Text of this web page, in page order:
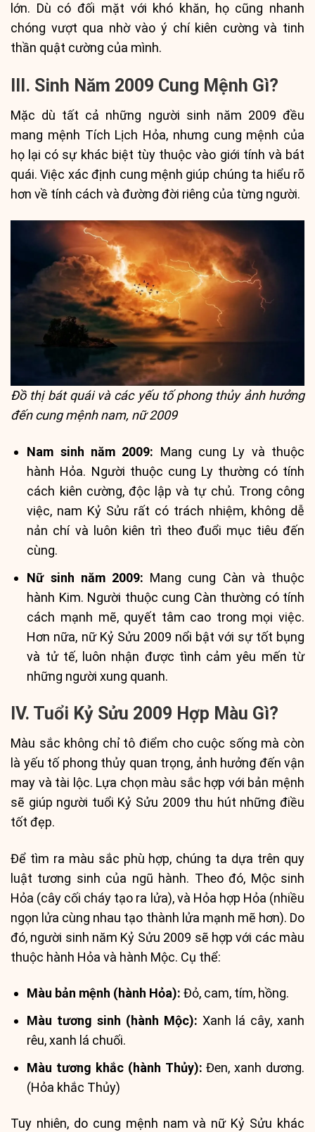
lớn. Dù có đối mặt với khó khăn, họ cũng nhanh
chóng vượt qua nhờ vào ý chí kiên cường và tinh
thần quật cường của mình.
III. Sinh Năm 2009 Cung Mệnh Gì?
Mặc dù tất cả những người sinh năm 2009 đều
mang mệnh Tích Lịch Hỏa, nhưng cung mệnh của
họ lại có sự khác biệt tùy thuộc vào giới tính và bát
quái. Việc xác định cung mệnh giúp chúng ta hiểu rõ
hơn về tính cách và đường đời riêng của từng người.
Đồ thị bát quái và các yếu tố phong thủy ảnh hưởng
đến cung mệnh nam, nữ 2009
Nam sinh năm 2009: Mang cung Ly và thuộc
hành Hỏa. Người thuộc cung Ly thường có tính
cách kiên cường, độc lập và tự chủ. Trong công
việc, nam Kỷ Sửu rất có trách nhiệm, không dễ
nản chí và luôn kiên trì theo đuổi mục tiêu đến
cùng.
Nữ sinh năm 2009: Mang cung Càn và thuộc
hành Kim. Người thuộc cung Càn thường có tính
cách mạnh mẽ, quyết tâm cao trong mọi việc.
Hơn nữa, nữ Kỷ Sửu 2009 nổi bật với sự tốt bụng
và tử tế, luôn nhận được tình cảm yêu mến từ
những người xung quanh.
IV. Tuổi Kỷ Sửu 2009 Hợp Màu Gì?
Màu sắc không chỉ tô điểm cho cuộc sống mà còn
là yếu tố phong thủy quan trọng, ảnh hưởng đến vận
may và tài lộc. Lựa chọn màu sắc hợp với bản mệnh
sẽ giúp người tuổi Kỷ Sửu 2009 thu hút những điều
tốt đẹp.
Để tìm ra màu sắc phù hợp, chúng ta dựa trên quy
luật tương sinh của ngũ hành. Theo đó, Mộc sinh
Hỏa (cây cối cháy tạo ra lửa), và Hỏa hợp Hỏa (nhiều
ngọn lửa cùng nhau tạo thành lửa mạnh mẽ hơn). Do
đó, người sinh năm Kỷ Sửu 2009 sẽ hợp với các màu
thuộc hành Hỏa và hành Mộc. Cụ thể:
Màu bản mệnh (hành Hỏa): Đỏ, cam, tím, hồng.
Màu tương sinh (hành Mộc): Xanh lá cây, xanh
rêu, xanh lá chuối.
Màu tương khắc (hành Thủy): Đen, xanh dương.
(Hỏa khắc Thủy)
Tuy nhiên, do cung mệnh nam và nữ Kỷ Sửu khác